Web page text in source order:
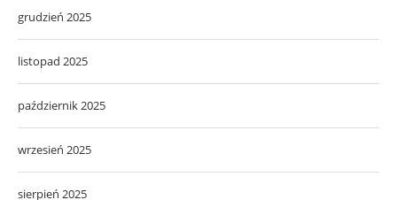
grudzień 2025
listopad 2025
październik 2025
wrzesień 2025
sierpień 2025